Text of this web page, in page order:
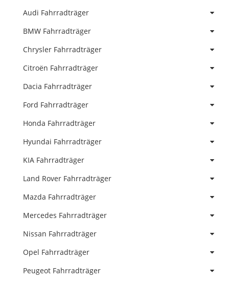
Audi Fahrradträger
BMW Fahrradträger
Chrysler Fahrradträger
Citroën Fahrradträger
Dacia Fahrradträger
Ford Fahrradträger
Honda Fahrradträger
Hyundai Fahrradträger
KIA Fahrradträger
Land Rover Fahrradträger
Mazda Fahrradträger
Mercedes Fahrradträger
Nissan Fahrradträger
Opel Fahrradträger
Peugeot Fahrradträger